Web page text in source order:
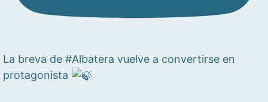
La breva de #Albatera vuelve a convertirse en
protagonista